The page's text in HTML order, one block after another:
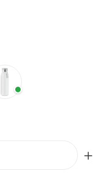
Weiss